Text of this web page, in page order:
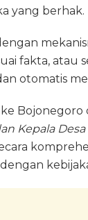
yang berhak.
fakta, atau
otomatis
Kepala